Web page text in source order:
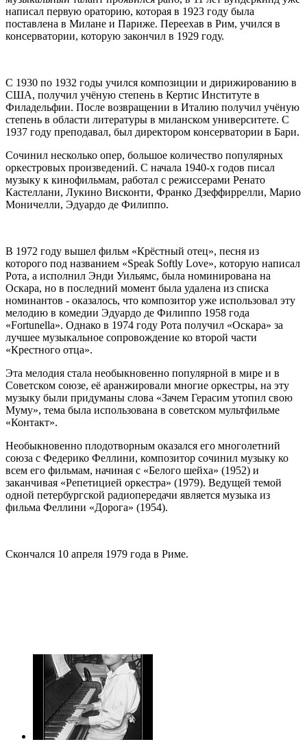
написал первую ораторию, которая в 1923 году была
поставлена в Милане и Париже. Переехав в Рим, учился в
консерватории, которую закончил в 1929 году.
С 1930 по 1932 годы учился композиции и дирижированию в
США, получил учёную степень в Кертис Институте в
Филадельфии. После возвращении в Италию получил учёную
степень в области литературы в миланском университете. С
1937 году преподавал, был директором консерватории в Бари.
Сочинил несколько опер, большое количество популярных
оркестровых произведений. С начала 1940-х годов писал
музыку к кинофильмам, работал с режиссерами Ренато
Кастеллани, Лукино Висконти, Франко Дзеффиррелли, Марио
Моничелли, Эдуардо де Филиппо.
В 1972 году вышел фильм «Крёстный отец», песня из
которого под названием «Speak Softly Love», которую написал
Рота, а исполнил Энди Уильямс, была номинирована на
Оскара, но в последний момент была удалена из списка
номинантов - оказалось, что композитор уже использовал эту
мелодию в комедии Эдуардо де Филиппо 1958 года
«Fortunella». Однако в 1974 году Рота получил «Оскара» за
лучшее музыкальное сопровождение ко второй части
«Крестного отца».
Эта мелодия стала необыкновенно популярной в мире и в
Советском союзе, её аранжировали многие оркестры, на эту
музыку были придуманы слова «Зачем Герасим утопил свою
Муму», тема была использована в советском мультфильме
«Контакт».
Необыкновенно плодотворным оказался его многолетний
союза с Федерико Феллини, композитор сочинил музыку ко
всем его фильмам, начиная с «Белого шейха» (1952) и
заканчивая «Репетицией оркестра» (1979). Ведущей темой
одной петербургской радиопередачи является музыка из
фильма Феллини «Дорога» (1954).
Скончался 10 апреля 1979 года в Риме.